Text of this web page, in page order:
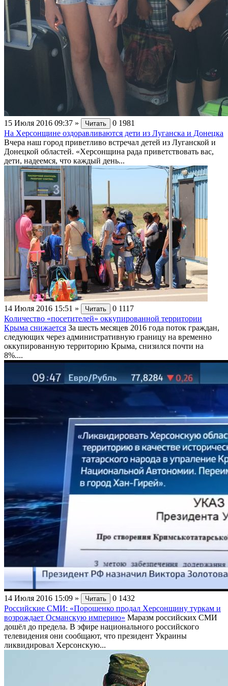
15 Июля 2016 09:37 » Читать 0 1981
На Херсонщине оздоравливаются дети из Луганска и Донецка
Вчера наш город приветливо встречал детей из Луганской и
Донецкой областей. «Херсонщина рада приветствовать вас,
дети, надеемся, что каждый день...
14 Июля 2016 15:51 » Читать 0 1117
Количество «посетителей» оккупированной территории
Крыма снижается За шесть месяцев 2016 года поток граждан,
следующих через административную границу на временно
оккупированную территорию Крыма, снизился почти на
8%....
14 Июля 2016 15:09 » Читать 0 1432
Российские СМИ: «Порошенко продал Херсонщину туркам и
возрождает Османскую империю» Маразм российских СМИ
дошёл до предела. В эфире национального российского
телевидения они сообщают, что президент Украины
ликвидировал Херсонскую...